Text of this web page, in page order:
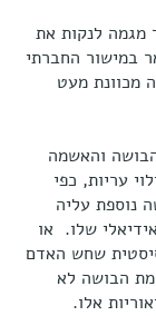
מגמה לנקות את
במישור החברתי
מכוונת מעט
והאשמה
עריות, כפי
נוספת עליה
שלו. או
שחש האדם
הבושה לא
אלו.